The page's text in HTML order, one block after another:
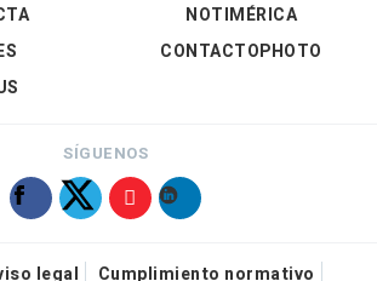
NOTIMÉRICA
CONTACTOPHOTO
SÍGUENOS
legal Cumplimiento normativo